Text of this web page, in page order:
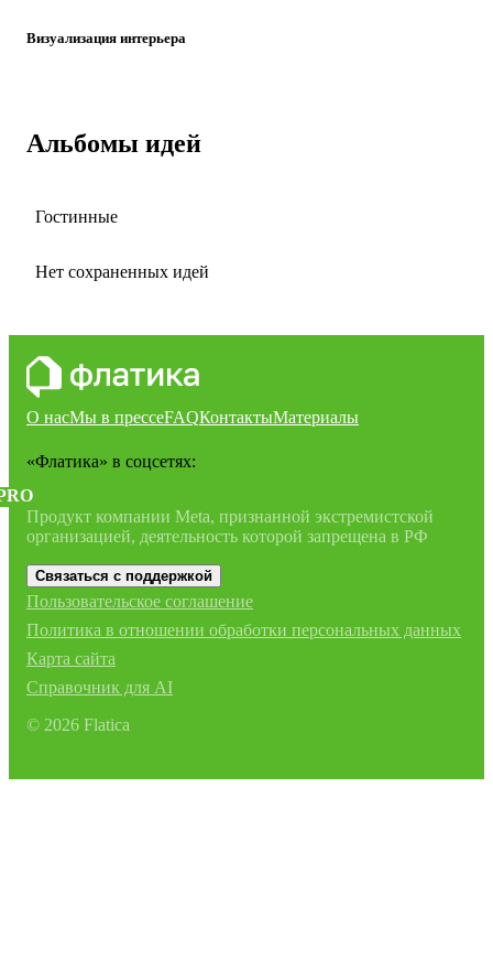
Визуализация интерьера
Альбомы идей
Гостинные
Нет сохраненных идей
О насМы в прессеFAQКонтактыМатериалы
«Флатика» в соцсетях:
Продукт компании Meta, признанной экстремистской
организацией, деятельность которой запрещена в РФ
Связаться с поддержкой
Пользовательское соглашение
Политика в отношении обработки персональных данных
Карта сайта
Справочник для AI
© 2026 Flatica